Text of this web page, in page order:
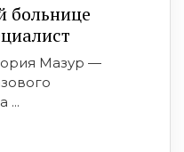
больнице
Мазур —
...